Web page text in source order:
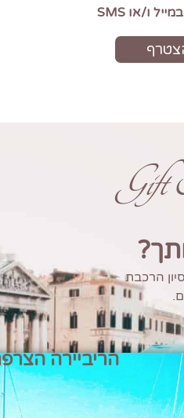
Gift
הרכבת
הריביירה